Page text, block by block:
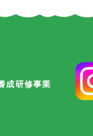
成研修事業